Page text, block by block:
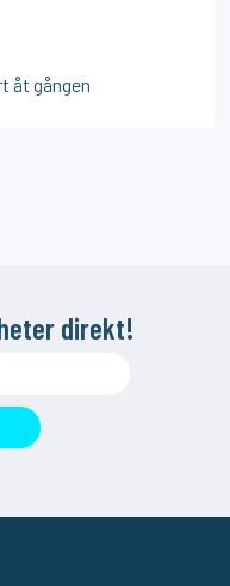
åt gången
direkt!